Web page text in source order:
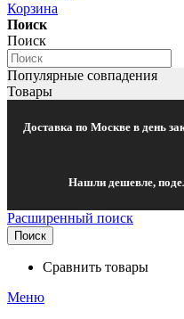
Корзина
Поиск
Поиск
Популярные совпадения
Товары
Доставка по Москве в день
Нашли дешевле,
Расширенный поиск
Поиск
Сравнить товары
Меню